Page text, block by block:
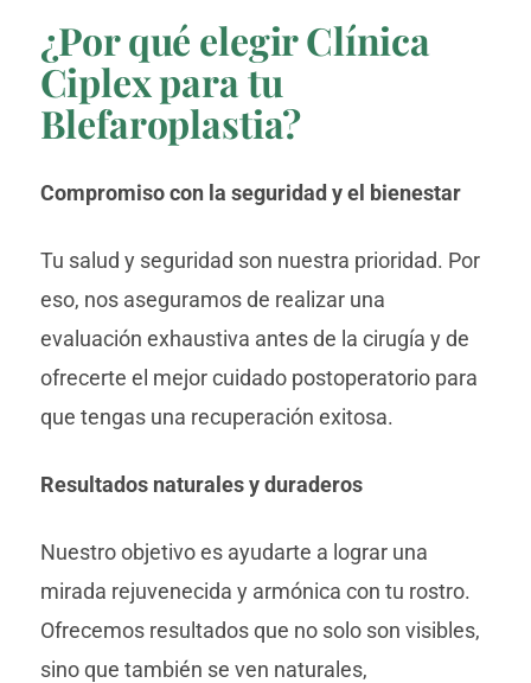
¿Por qué elegir Clínica
Ciplex para tu
Blefaroplastia?
Compromiso con la seguridad y el bienestar
Tu salud y seguridad son nuestra prioridad. Por
eso, nos aseguramos de realizar una
evaluación exhaustiva antes de la cirugía y de
ofrecerte el mejor cuidado postoperatorio para
que tengas una recuperación exitosa.
Resultados naturales y duraderos
Nuestro objetivo es ayudarte a lograr una
mirada rejuvenecida y armónica con tu rostro.
Ofrecemos resultados que no solo son visibles,
sino que también se ven naturales,